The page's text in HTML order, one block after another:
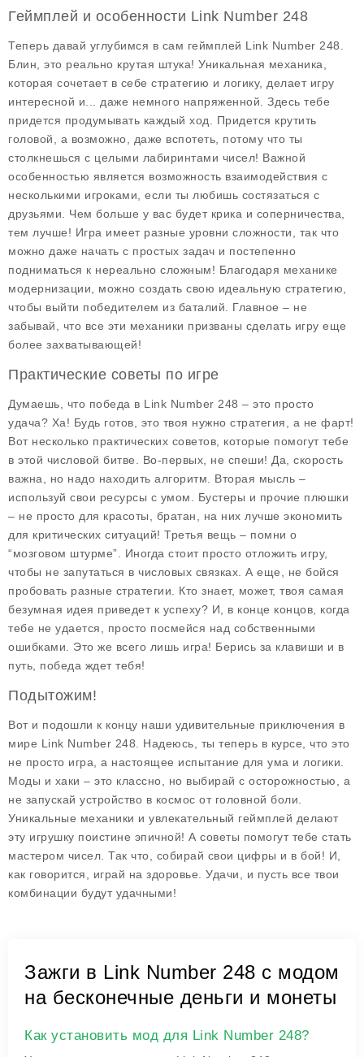
Геймплей и особенности Link Number 248
Теперь давай углубимся в сам геймплей Link Number 248.
Блин, это реально крутая штука! Уникальная механика,
которая сочетает в себе стратегию и логику, делает игру
интересной и... даже немного напряженной. Здесь тебе
придется продумывать каждый ход. Придется крутить
головой, а возможно, даже вспотеть, потому что ты
столкнешься с целыми лабиринтами чисел! Важной
особенностью является возможность взаимодействия с
несколькими игроками, если ты любишь состязаться с
друзьями. Чем больше у вас будет крика и соперничества,
тем лучше! Игра имеет разные уровни сложности, так что
можно даже начать с простых задач и постепенно
подниматься к нереально сложным! Благодаря механике
модернизации, можно создать свою идеальную стратегию,
чтобы выйти победителем из баталий. Главное – не
забывай, что все эти механики призваны сделать игру еще
более захватывающей!
Практические советы по игре
Думаешь, что победа в Link Number 248 – это просто
удача? Ха! Будь готов, это твоя нужно стратегия, а не фарт!
Вот несколько практических советов , которые помогут тебе
в этой числовой битве. Во-первых, не спеши! Да, скорость
важна, но надо находить алгоритм. Вторая мысль –
используй свои ресурсы с умом. Бустеры и прочие плюшки
– не просто для красоты, братан, на них лучше экономить
для критических ситуаций! Третья вещь – помни о
“мозговом штурме”. Иногда стоит просто отложить игру,
чтобы не запутаться в числовых связках. А еще, не бойся
пробовать разные стратегии. Кто знает, может, твоя самая
безумная идея приведет к успеху? И, в конце концов, когда
тебе не удается, просто посмейся над собственными
ошибками. Это же всего лишь игра! Берись за клавиши и в
путь, победа ждет тебя!
Подытожим!
Вот и подошли к концу наши удивительные приключения в
мире Link Number 248. Надеюсь, ты теперь в курсе, что это
не просто игра, а настоящее испытание для ума и логики.
Моды и хаки – это классно, но выбирай с осторожностью, а
не запускай устройство в космос от головной боли.
Уникальные механики и увлекательный геймплей делают
эту игрушку поистине эпичной! А советы помогут тебе стать
мастером чисел. Так что, собирай свои цифры и в бой! И,
как говорится, играй на здоровье. Удачи, и пусть все твои
комбинации будут удачными!
Зажги в Link Number 248 с модом
на бесконечные деньги и монеты
Как установить мод для Link Number 248?